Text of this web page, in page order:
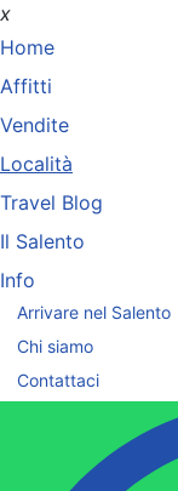
x
Home
Affitti
Vendite
Località
Travel Blog
Il Salento
Info
Arrivare nel Salento
Chi siamo
Contattaci